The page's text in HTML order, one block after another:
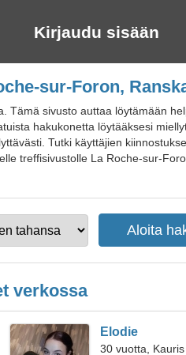
Kirjaudu sisään
sur-Foron,
sivusto auttaa löytämään
hakukonetta löytääksesi
Tutki käyttäjien
treffisivustolle La Roche-sur-
verkossa
Elodie
30 vuotta, Kauris